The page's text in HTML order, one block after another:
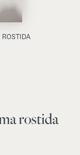
ROSTIDA
rostida